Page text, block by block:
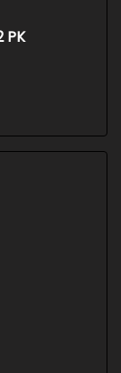
PK